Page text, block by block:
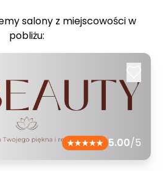
salony z miejscowości w
pobliżu:
5.00/5